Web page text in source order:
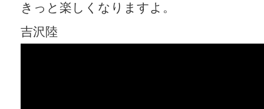
きっと楽しくなりますよ。
吉沢陸